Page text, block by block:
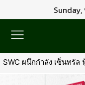
ผนึกกำลัง เซ็นทรัล ฟู้